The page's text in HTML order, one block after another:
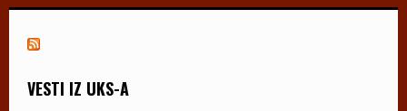
VESTI IZ UKS-A